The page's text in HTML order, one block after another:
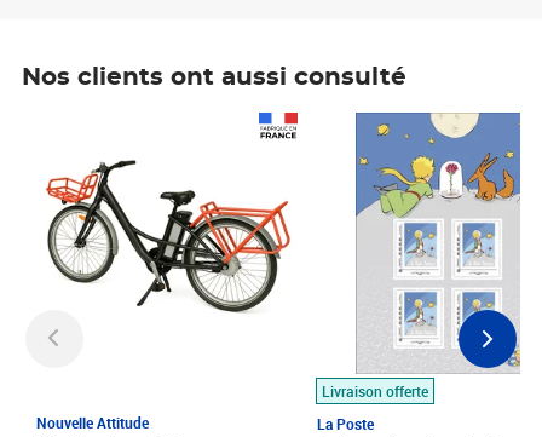
Nos clients ont aussi consulté
Nouvelle Attitude
Livraison offerte
La Poste
Prix 7,50€